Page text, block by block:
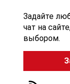
Задайте
чат на
выбором.